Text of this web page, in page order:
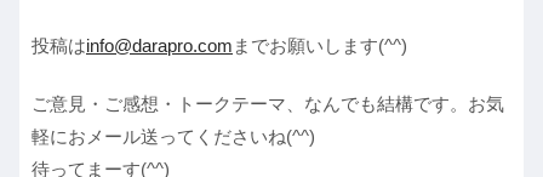
投稿はinfo@darapro.com までお願いします(^^)
ご意見・ご感想・トークテーマ、なんでも結構です。お気
軽におメール送ってくださいね(^^)
待ってまーす(^^)